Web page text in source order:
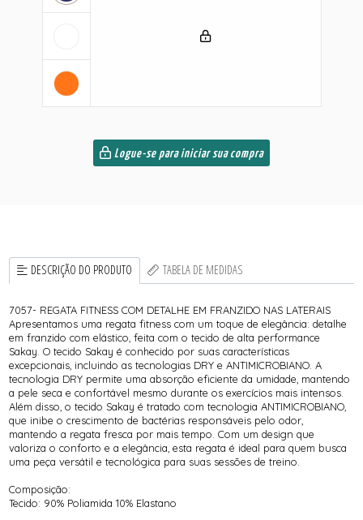
Logue-se para iniciar sua compra
DESCRIÇÃO DO PRODUTO TABELA DE MEDIDAS
7057- REGATA FITNESS COM DETALHE EM FRANZIDO NAS LATERAIS
Apresentamos uma regata fitness com um toque de elegância: detalhe
em franzido com elástico, feita com o tecido de alta performance
Sakay. O tecido Sakay é conhecido por suas características
excepcionais, incluindo as tecnologias DRY e ANTIMICROBIANO. A
tecnologia DRY permite uma absorção eficiente da umidade, mantendo
a pele seca e confortável mesmo durante os exercícios mais intensos.
Além disso, o tecido Sakay é tratado com tecnologia ANTIMICROBIANO,
que inibe o crescimento de bactérias responsáveis pelo odor,
mantendo a regata fresca por mais tempo. Com um design que
valoriza o conforto e a elegância, esta regata é ideal para quem busca
uma peça versátil e tecnológica para suas sessões de treino.
Composição:
Tecido: 90% Poliamida 10% Elastano